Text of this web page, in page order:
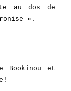
au dos de
».
Bookinou et